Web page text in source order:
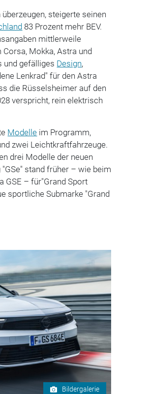
steigerte seinen
83 Prozent mehr BEV.
mittlerweile
Mokka, Astra und
und gefälliges Design,
Lenkrad" für den Astra
die Rüsselsheimer auf den
verspricht, rein elektrisch
Modelle im Programm,
zwei Leichtkraftfahrzeuge.
drei Modelle der neuen
stand früher – wie beim
GSE – für"Grand Sport
sportliche Submarke "Grand
Bildergalerie